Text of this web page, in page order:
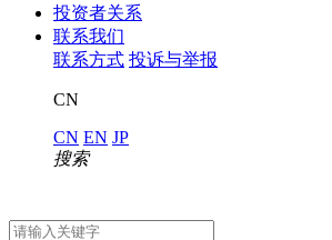
投资者关系
联系我们
联系方式 投诉与举报
CN
CN EN JP
搜索